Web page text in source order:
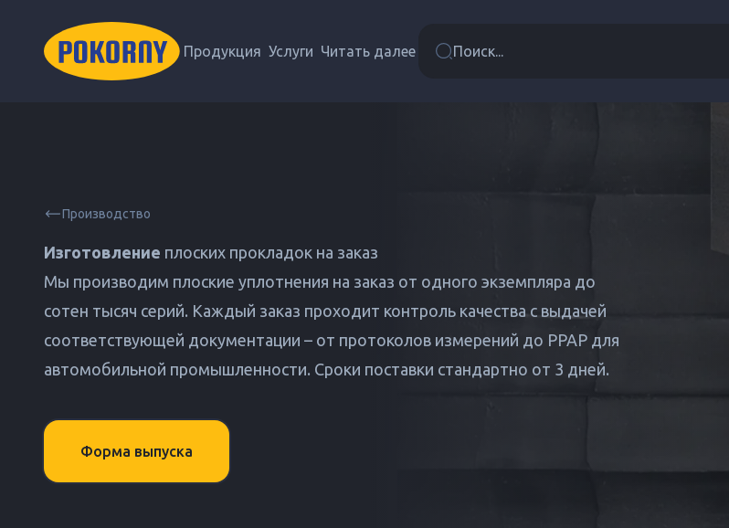
Продукция Услуги Читать далее Поиск...
Производство
Изготовление плоских прокладок на заказ
Мы производим плоские уплотнения на заказ от одного экземпляра до
сотен тысяч серий. Каждый заказ проходит контроль качества с выдачей
соответствующей документации – от протоколов измерений до PPAP для
автомобильной промышленности. Сроки поставки стандартно от 3 дней.
Форма выпуска